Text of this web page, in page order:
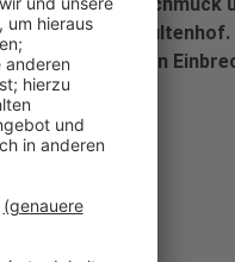
und Am
Herdecke klauten